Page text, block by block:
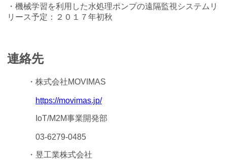
・機械学習を利用した水処理ポンプの遠隔監視システムリ
リース予定：２０１７年初秋
連絡先
・株式会社MOVIMAS
https://movimas.jp/
IoT/M2M事業開発部
03-6279-0485
・昱工業株式会社